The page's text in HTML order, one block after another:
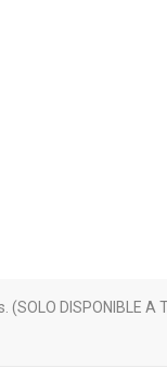
DISPONIBLE A